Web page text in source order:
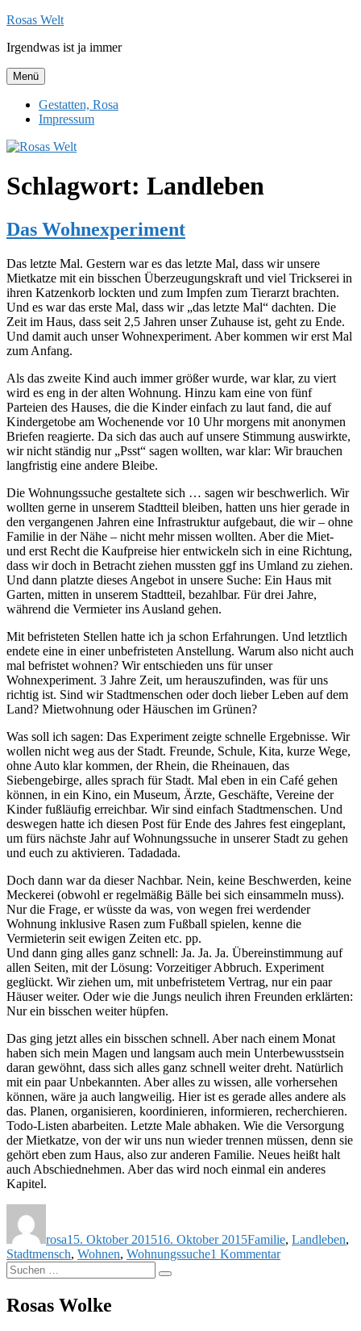
Zum
springen
Rosas Welt
Irgendwas ist ja immer
Menü
Gestatten, Rosa
Impressum
Schlagwort: Landleben
Das Wohnexperiment
Das letzte Mal. Gestern war es das letzte Mal, dass wir unsere
Mietkatze mit ein bisschen Überzeugungskraft und viel Trickserei in
ihren Katzenkorb lockten und zum Impfen zum Tierarzt brachten.
Und es war das erste Mal, dass wir „das letzte Mal“ dachten. Die
Zeit im Haus, dass seit 2,5 Jahren unser Zuhause ist, geht zu Ende.
Und damit auch unser Wohnexperiment. Aber kommen wir erst Mal
zum Anfang.
Als das zweite Kind auch immer größer wurde, war klar, zu viert
wird es eng in der alten Wohnung. Hinzu kam eine von fünf
Parteien des Hauses, die die Kinder einfach zu laut fand, die auf
Kindergetobe am Wochenende vor 10 Uhr morgens mit anonymen
Briefen reagierte. Da sich das auch auf unsere Stimmung auswirkte,
wir nicht ständig nur „Psst“ sagen wollten, war klar: Wir brauchen
langfristig eine andere Bleibe.
Die Wohnungssuche gestaltete sich … sagen wir beschwerlich. Wir
wollten gerne in unserem Stadtteil bleiben, hatten uns hier gerade in
den vergangenen Jahren eine Infrastruktur aufgebaut, die wir – ohne
Familie in der Nähe – nicht mehr missen wollten. Aber die Miet-
und erst Recht die Kaufpreise hier entwickeln sich in eine Richtung,
dass wir doch in Betracht ziehen mussten ggf ins Umland zu ziehen.
Und dann platzte dieses Angebot in unsere Suche: Ein Haus mit
Garten, mitten in unserem Stadtteil, bezahlbar. Für drei Jahre,
während die Vermieter ins Ausland gehen.
Mit befristeten Stellen hatte ich ja schon Erfahrungen. Und letztlich
endete eine in einer unbefristeten Anstellung. Warum also nicht auch
mal befristet wohnen? Wir entschieden uns für unser
Wohnexperiment. 3 Jahre Zeit, um herauszufinden, was für uns
richtig ist. Sind wir Stadtmenschen oder doch lieber Leben auf dem
Land? Mietwohnung oder Häuschen im Grünen?
Was soll ich sagen: Das Experiment zeigte schnelle Ergebnisse. Wir
wollen nicht weg aus der Stadt. Freunde, Schule, Kita, kurze Wege,
ohne Auto klar kommen, der Rhein, die Rheinauen, das
Siebengebirge, alles sprach für Stadt. Mal eben in ein Café gehen
können, in ein Kino, ein Museum, Ärzte, Geschäfte, Vereine der
Kinder fußläufig erreichbar. Wir sind einfach Stadtmenschen. Und
deswegen hatte ich diesen Post für Ende des Jahres fest eingeplant,
um fürs nächste Jahr auf Wohnungssuche in unserer Stadt zu gehen
und euch zu aktivieren. Tadadada.
Doch dann war da dieser Nachbar. Nein, keine Beschwerden, keine
Meckerei (obwohl er regelmäßig Bälle bei sich einsammeln muss).
Nur die Frage, er wüsste da was, von wegen frei werdender
Wohnung inklusive Rasen zum Fußball spielen, kenne die
Vermieterin seit ewigen Zeiten etc. pp.
Und dann ging alles ganz schnell: Ja. Ja. Ja. Übereinstimmung auf
allen Seiten, mit der Lösung: Vorzeitiger Abbruch. Experiment
geglückt. Wir ziehen um, mit unbefristetem Vertrag, nur ein paar
Häuser weiter. Oder wie die Jungs neulich ihren Freunden erklärten:
Nur ein bisschen weiter hüpfen.
Das ging jetzt alles ein bisschen schnell. Aber nach einem Monat
haben sich mein Magen und langsam auch mein Unterbewusstsein
daran gewöhnt, dass sich alles ganz schnell weiter dreht. Natürlich
mit ein paar Unbekannten. Aber alles zu wissen, alle vorhersehen
können, wäre ja auch langweilig. Hier ist es gerade alles andere als
das. Planen, organisieren, koordinieren, informieren, recherchieren.
Todo-Listen abarbeiten. Letzte Male abhaken. Wie die Versorgung
der Mietkatze, von der wir uns nun wieder trennen müssen, denn sie
gehört eben zum Haus, also zur anderen Familie. Neues heißt halt
auch Abschiednehmen. Aber das wird noch einmal ein anderes
Kapitel.
rosa15. Oktober 201516. Oktober 2015Familie, Landleben,
Stadtmensch, Wohnen, Wohnungssuche1 Kommentarzu
Suchen
nach:
Suchen
Rosas Wolke